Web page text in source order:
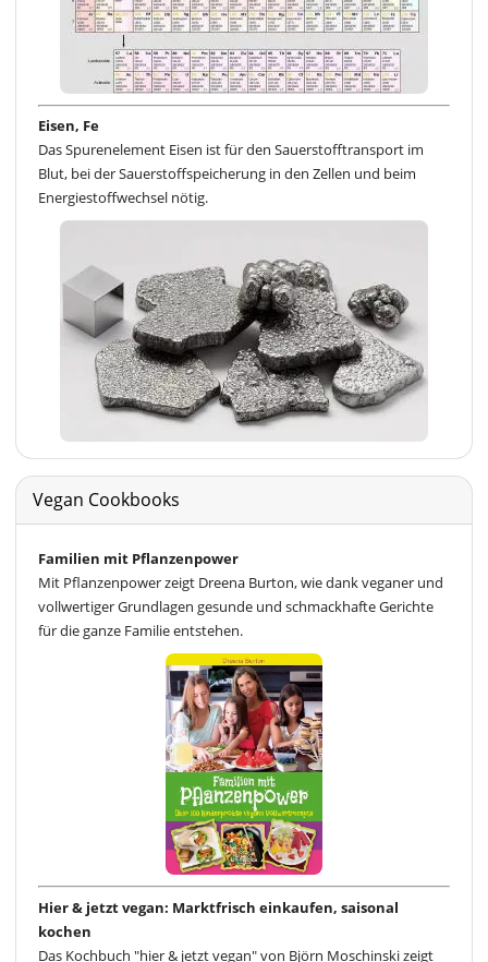
Eisen, Fe
Das Spurenelement Eisen ist für den Sauerstofftransport im
Blut, bei der Sauerstoffspeicherung in den Zellen und beim
Energiestoffwechsel nötig.
Vegan Cookbooks
Familien mit Pflanzenpower
Mit Pflanzenpower zeigt Dreena Burton, wie dank veganer und
vollwertiger Grundlagen gesunde und schmackhafte Gerichte
für die ganze Familie entstehen.
Hier & jetzt vegan: Marktfrisch einkaufen, saisonal
kochen
Das Kochbuch "hier & jetzt vegan" von Björn Moschinski zeigt